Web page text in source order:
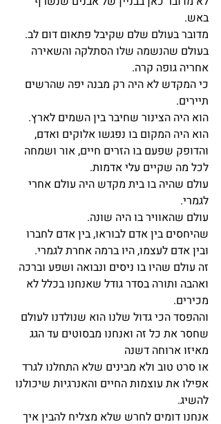
באש.
מדובר בעולם שלם שקיבל פתאום דום לב.
בעולם שהנשמה שלו הסתלקה והשאירה
אחריה גופה קרה.
כי המקדש לא היה רק מבנה יפה שהרשים
תיירים.
הוא היה הצינור שחיבר בין השמים לארץ.
הוא היה המקום בו נפגשו אלוקים ואדם,
והדופק שפעם בו הזרים חיים, אור ושמחה
לכל מה שקיים עלי אדמות.
עולם שהיה בו בית מקדש היה עולם אחרי
לגמרי.
עולם שהאוויר בו היה שונה.
שהיחסים בין אדם לבוראו, בין אדם לחברו
ובין אדם לעצמו, היו ברמה אחרת לגמרי.
זה עולם שהיו בו ניסים ונבואה ושפע וברכה
ואהבה ותורה בסדר גודל שאנחנו בכלל לא
מכירים.
וההפסד הכי גדול שלנו הוא שנולדנו לעולם
שחסר את כל זה ואנחנו מבסוטים עד הגג
מאיזו ארוחה דשנה
או סרט טוב ולא מבינים שלא התחלנו לגרד
אפילו את עוצמות החיים והאנרגיות שיכולנו
להשיג.
אנחנו דומים לחרש שלא מצליח להבין איך